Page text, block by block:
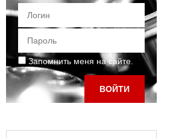
Запомнить меня на сайте.